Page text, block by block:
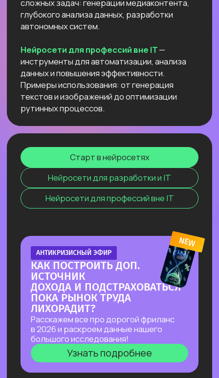
РОССИЙСКИЕ НЕЙРОСЕТИ:
ЛУЧШИЕ ОБНОВЛЕНИЯ
И НОВЫЕ ВОЗМОЖНОСТИ
Разберёмновые впечатляющие
прямо на своём
компьютере
и не переживать
о безопасности данных и плохом
интернете
Узнать подробнее
ПО СОЗДАНИЮ ВИЗУАЛЬНОГО
КОНТЕНТА С ИИ
визуального контента с 0, без бюджета
⚡ На практике разберём, как быстро
генерировать визуал под свои задачи с
помощью Перплексити и других
нейросетей.
Узнать подробнее
НОВЫЙ ПРАКТИКУМ
ПО КИТАЙСКИМ НЕЙРОСЕТЯМ
Покажем лучшие модели, которые
обходят лидеров рынка
Узнать подробнее
ПЕРВЫЙ ОНЛАЙН-ПРАКТИКУМ
ПО ИИ-ЭКОСИСТЕМЕ
GOOGLE В РУССКОЯЗЫЧНОМ
ПРОСТРАНСТВЕ
В прямом эфире покажем, как
автоматизировать ежедневные
процессы в гугл-таблицах
и документах, как создавать из них
полный цикл контента — от текстов